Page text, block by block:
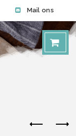
Mail ons